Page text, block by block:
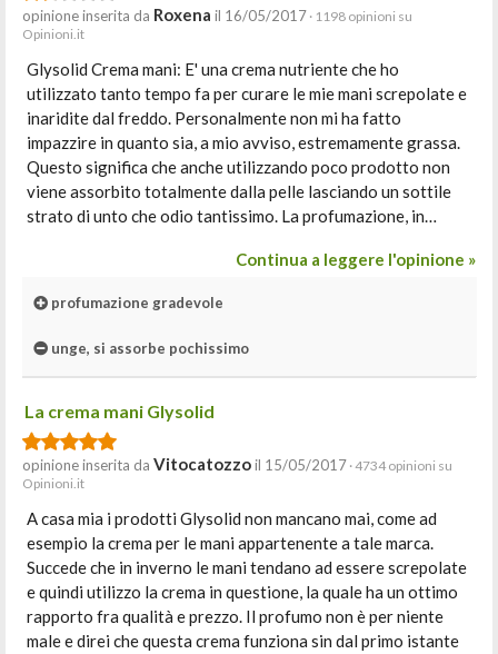
opinione inserita da Roxena il 16/05/2017 · 1198 opinioni su
Opinioni.it
Glysolid Crema mani: E' una crema nutriente che ho
utilizzato tanto tempo fa per curare le mie mani screpolate e
inaridite dal freddo. Personalmente non mi ha fatto
impazzire in quanto sia, a mio avviso, estremamente grassa.
Questo significa che anche utilizzando poco prodotto non
viene assorbito totalmente dalla pelle lasciando un sottile
strato di unto che odio tantissimo. La profumazione, in…
Continua a leggere l'opinione »
profumazione gradevole
unge, si assorbe pochissimo
La crema mani Glysolid
opinione inserita da Vitocatozzoil 15/05/2017 · 4734 opinioni su
Opinioni.it
A casa mia i prodotti Glysolid non mancano mai, come ad
esempio la crema per le mani appartenente a tale marca.
Succede che in inverno le mani tendano ad essere screpolate
e quindi utilizzo la crema in questione, la quale ha un ottimo
rapporto fra qualità e prezzo. Il profumo non è per niente
male e direi che questa crema funziona sin dal primo istante